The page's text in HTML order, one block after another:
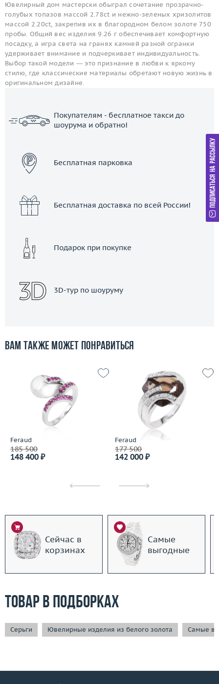
Ювелирный дом мастерски обыграл сочетание прозрачно-
голубых топазов массой 2.78ct и нежно-зеленых хризолитов
массой 2.20ct, закрепив их в благородном белом золоте 750
пробы. Общий вес изделия 9.26 г обеспечивает комфортную
посадку, а игра света на гранях камней разной огранки
удерживает внимание и подчеркивает индивидуальность.
Выбор такой модели — это признание в любви к яркому
стилю, где классические материалы обретают новую жизнь в
оригинальном дизайне.
Покупателям - бесплатное такси до
шоурума и обратно!
Бесплатная парковка
Бесплатная доставка по всей России!
Подарок при покупке
3D-тур по шоуруму
Вам также может понравиться
Feraud
185 500
148 400 ₽
Feraud
177 500
142 000 ₽
Сейчас в
корзинах
Самые
выгодные
Товар в подборках
Серьги Ювелирные изделия из белого золота Самые